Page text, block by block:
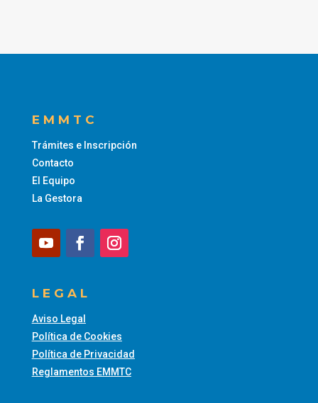
EMMTC
Trámites e Inscripción
Contacto
El Equipo
La Gestora
LEGAL
Aviso Legal
Política de Cookies
Política de Privacidad
Reglamentos EMMTC